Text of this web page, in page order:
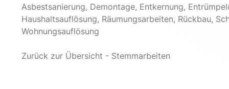
Asbestsanierung, Demontage, Entkernung,
Haushaltsauflösung, Räumungsarbeiten, Rückbau,
Wohnungsauflösung
Zurück zur Übersicht - Stemmarbeiten